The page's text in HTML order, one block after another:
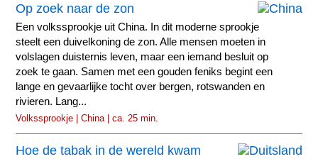
Op zoek naar de zon
Een volkssprookje uit China. In dit moderne sprookje
steelt een duivelkoning de zon. Alle mensen moeten in
volslagen duisternis leven, maar een iemand besluit op
zoek te gaan. Samen met een gouden feniks begint een
lange en gevaarlijke tocht over bergen, rotswanden en
rivieren. Lang...
Volkssprookje | China | ca. 25 min.
Hoe de tabak in de wereld kwam